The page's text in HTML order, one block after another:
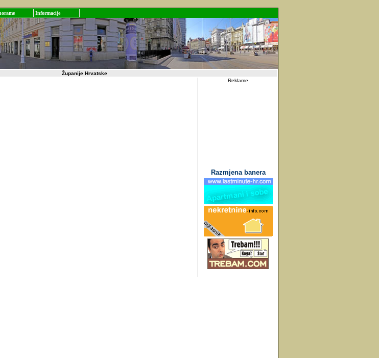
Informacije
Županije Hrvatske
Reklame
Razmjena banera